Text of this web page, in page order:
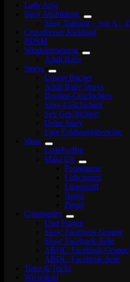
Lady Anja
Sissy Ausbildung
Sissy Training – von A – Z
Crossdresser Kleidung
BDSM
Windelerziehung
Adult Baby
Storys
Unsere Bücher
Adult Baby Storys
Domina-Geschichten
Sissy-Geschichten
Sex-Geschichten
Deine Story
Eure Erfahrungsberichte
Shop
LittleForBig
Make Up
Foundation
Lidschatten
Lippenstift
Nägel
Pinsel
Community
User Fragen
Sissy: Facebook-Gruppe
Sissy: Facebook-Seite
ABDL: Facebbok-Gruppe
ABDL: Facebook-Seite
Tipps & Tricks
Wir testen!